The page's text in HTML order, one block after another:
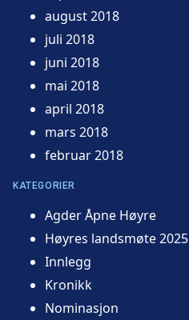
august 2018
juli 2018
juni 2018
mai 2018
april 2018
mars 2018
februar 2018
KATEGORIER
Agder Åpne Høyre
Høyres landsmøte 2025
Innlegg
Kronikk
Nominasjon